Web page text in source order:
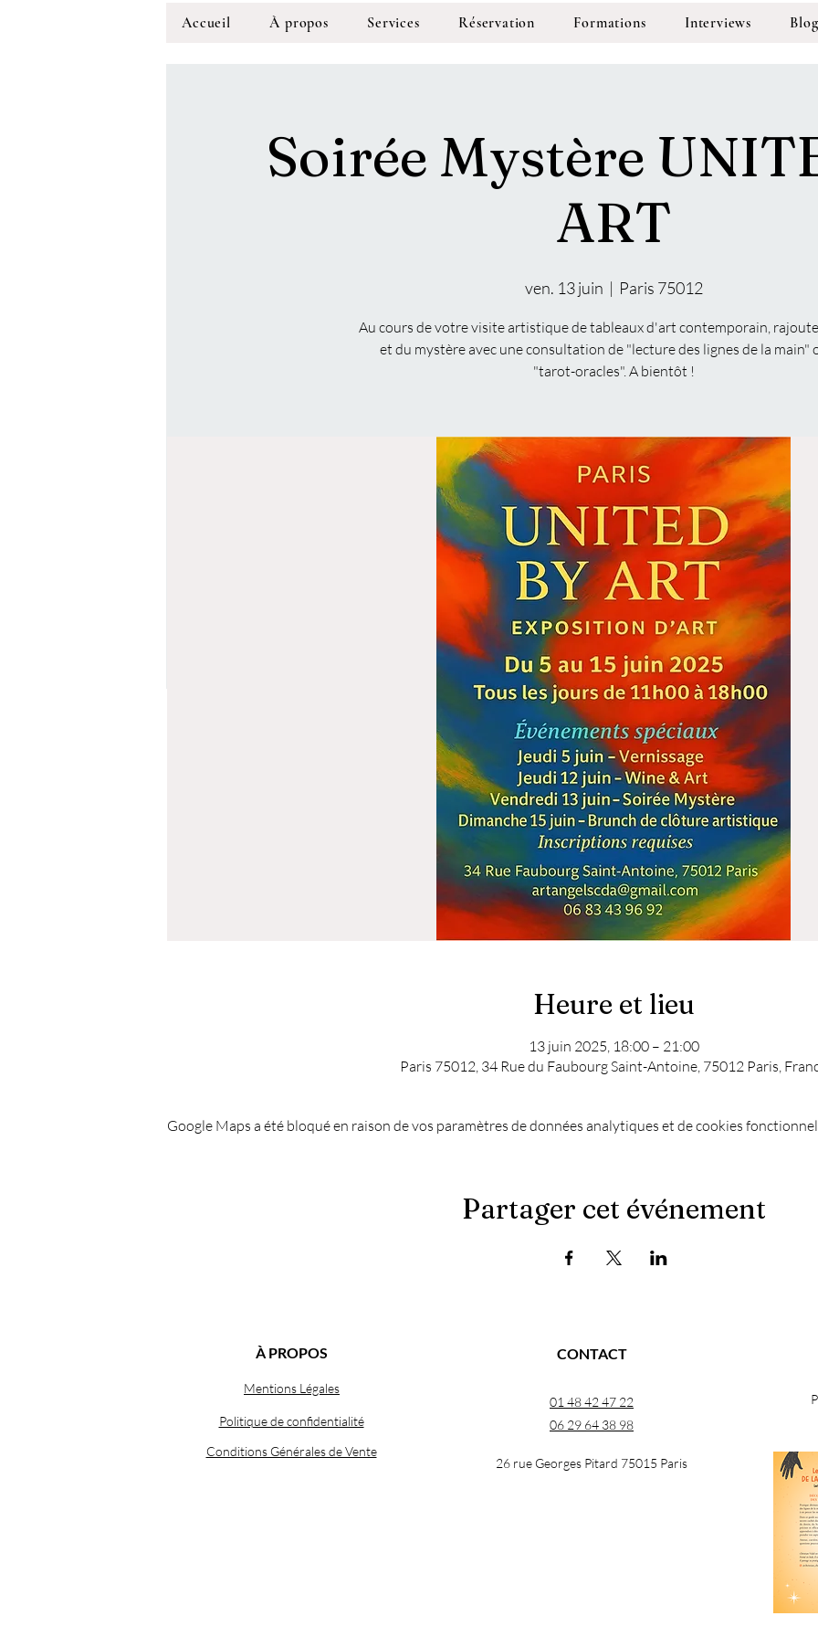
Accueil À propos Services Réservation Formations Interviews Blog
Soirée Mystère
ART
ven. 13 juin
  |
Paris 75012
Au cours de votre visite artistique de tableaux d'art contemporain,
et du mystère avec une consultation de "lecture des lignes de la main"
"tarot-oracles". A bientôt !
Heure et lieu
13 juin 2025, 18:00 – 21:00
Paris 75012, 34 Rue du Faubourg Saint-Antoine, 75012 Paris,
Google Maps a été bloqué en raison de vos paramètres de données analytiques et de cookies
Partager cet événement
26 rue Georges Pitard 75015 Paris
À PROPOS
Mentions Légales
Politique de confidentialité
CONTACT
01 48 42 47 22
06 29 64 38 98
Conditions Générales de Vente